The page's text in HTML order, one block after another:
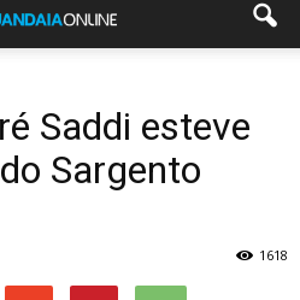
Saddi esteve
Sargento
1618